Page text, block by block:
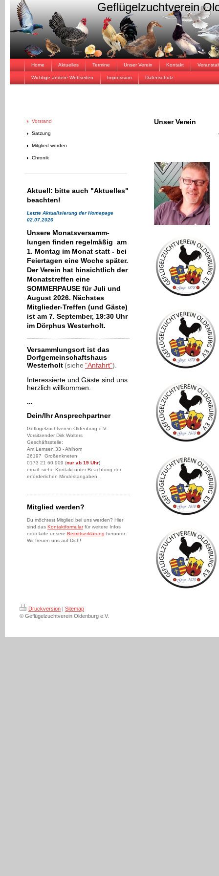
Geflügelzuchtverein
Home Aktuelles Termine Unser Verein Kontakt
Wichtige andere Webseiten Impressum Datenschutz
Vorstand
Satzung
Mitglied werden
Chronik
Aktuell: bitte auch "Aktuelles"
beachten!
Letzte Aktualisierung der Homepage
02.07.2026
Unsere Monatsversamm-
lungen finden regelmäßig am
1. Montag im Monat statt - bei
Feiertagen eine Woche später.
Der Verein hat hinsichtlich der
Monatstreffen eine
SOMMERPAUSE für Juli und
August 2026. Nächstes
Mitglieder-Treffen (und Gäste)
ist am 7. September, 19:30 Uhr
im Dörphus Westerholt.
Versammlungsort ist das
Dorfgemeinschaftshaus
Westerholt (siehe "Anfahrt").
Interessierte und Gäste sind uns
herzlich willkommen.
...
Dein/Ihr Ansprechpartner
Geflügelzuchtverein Oldenburg e.V.
Vorsitzender Dirk Wolters
Geschäftsstelle:
Am Lemsen 33 - Ahlhorn
26197 Großenkneten
0173 21 60 909 (nur ab 19 Uhr)
email: siehe Kontakt unter Beachtung der
erforderlichen Mindestangaben.
Mitglied werden?
Du möchtest Mitglied bei uns werden? Hier
sind das Kontaktformularfür weitere Infos
oder lade unsere Beitrittserklärung herunter.
Wir freuen uns auf Dich!
Unser Verein
Druckversion | Sitemap
© Geflügelzuchtverein Oldenburg e.V.